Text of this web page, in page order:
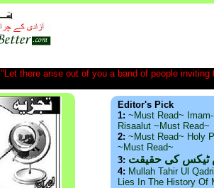
"Let there arise out of you a band of people
Editor's Pick
1: ~Must Read~
Risaalut ~Must Read~
2: ~Must Read~ Holy
~Must Read~
3: ٹیکس کی حقیقت
4: Mullah Tahir Ul
Lies In The History Of